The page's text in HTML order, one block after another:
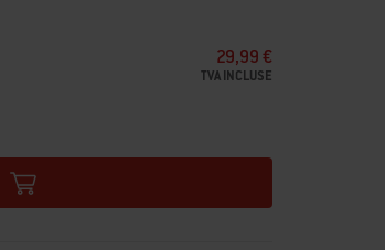
29,99 €
TVA INCLUSE